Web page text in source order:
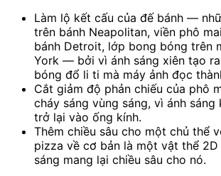
Làm lộ kết cấu của đế bánh —
trên bánh Neapolitan, viền phô
bánh Detroit, lớp bong bóng trên
York — bởi vì ánh sáng xiên tạo
bóng đổ li ti mà máy ảnh đọc
Cắt giảm độ phản chiếu của phô
cháy sáng vùng sáng, vì ánh
trở lại vào ống kính.
Thêm chiều sâu cho một chủ thể
pizza về cơ bản là một vật thể
sáng mang lại chiều sâu cho nó.